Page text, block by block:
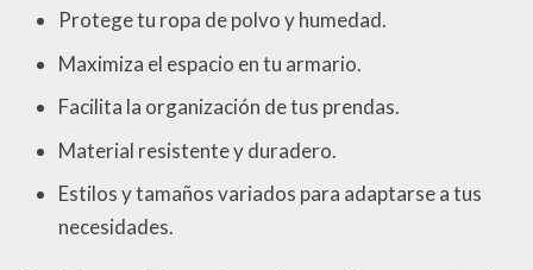
Protege tu ropa de polvo y humedad.
Maximiza el espacio en tu armario.
Facilita la organización de tus prendas.
Material resistente y duradero.
Estilos y tamaños variados para adaptarse a tus
necesidades.